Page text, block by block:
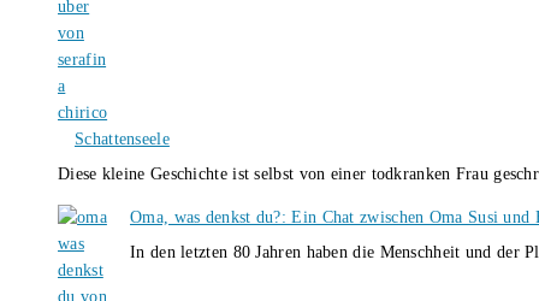
Schattenseele
Diese kleine Geschichte ist selbst von einer todkranken Frau
Oma, was denkst du?: Ein Chat zwischen Oma Susi
In den letzten 80 Jahren haben die Menschheit und